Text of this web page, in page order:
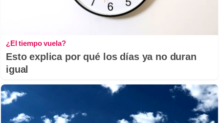
¿El tiempo vuela?
Esto explica por qué los días ya no duran
igual